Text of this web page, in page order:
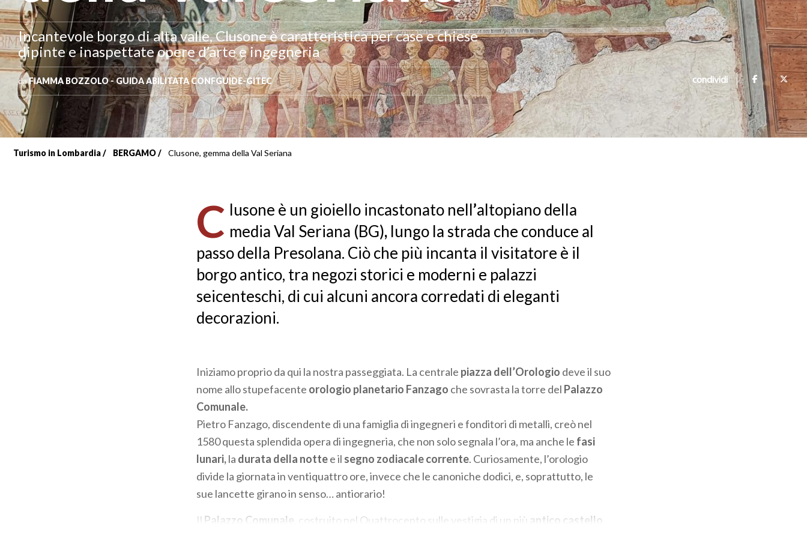
Incantevole borgo di alta valle, Clusone è caratteristica per case e chiese
dipinte e inaspettate opere d’arte e ingegneria
daFIAMMA BOZZOLO - GUIDA ABILITATA CONFGUIDE-GITEC condividi
Turismo in Lombardia BERGAMO Clusone, gemma della Val Seriana
C lusone è un gioiello incastonato nell’altopiano della
media Val Seriana (BG), lungo la strada che conduce al
passo della Presolana. Ciò che più incanta il visitatore è il
borgo antico, tra negozi storici e moderni e palazzi
seicenteschi, di cui alcuni ancora corredati di eleganti
decorazioni.
Iniziamo proprio da qui la nostra passeggiata. La centrale piazza dell’Orologio deve il suo
nome allo stupefacente orologio planetario Fanzago che sovrasta la torre del Palazzo
Comunale.
Pietro Fanzago, discendente di una famiglia di ingegneri e fonditori di metalli, creò nel
1580 questa splendida opera di ingegneria, che non solo segnala l’ora, ma anche le fasi
lunari,la durata della nottee il segno zodiacale corrente. Curiosamente, l’orologio
divide la giornata in ventiquattro ore, invece che le canoniche dodici, e, soprattutto, le
sue lancette girano in senso… antiorario!
Il Palazzo Comunale , costruito nel Quattrocento sulle vestigia di un più antico castello